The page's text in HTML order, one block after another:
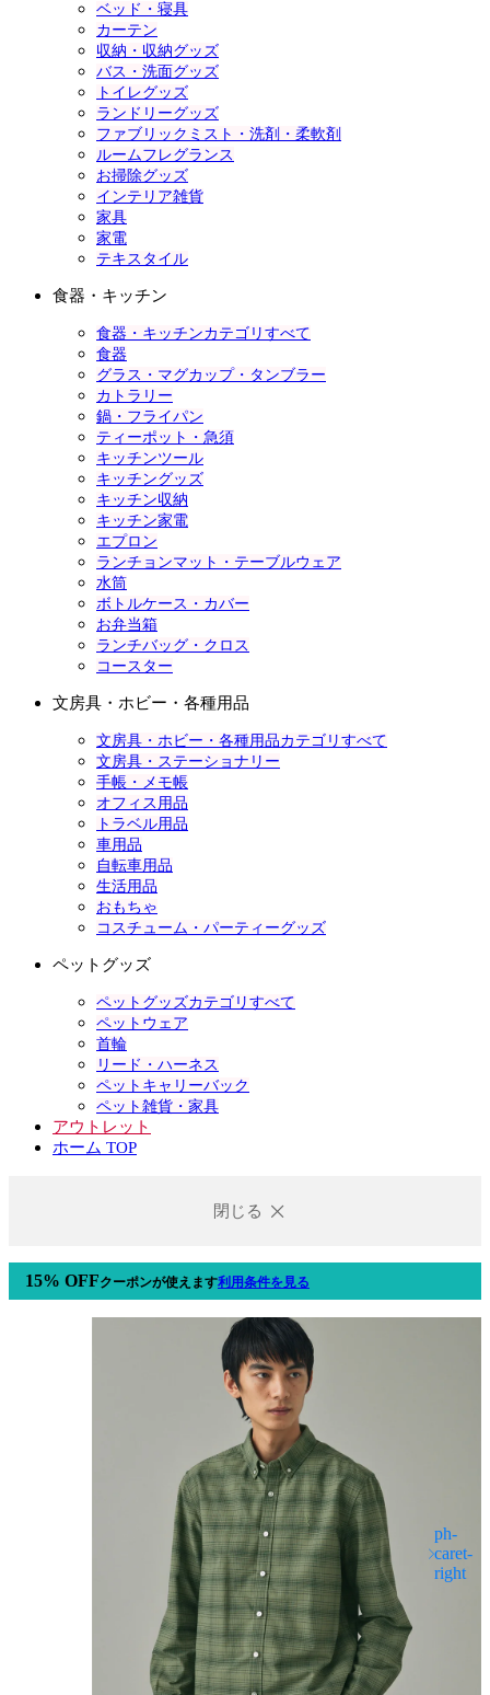
ベッド・寝具
カーテン
収納・収納グッズ
バス・洗面グッズ
トイレグッズ
ランドリーグッズ
ファブリックミスト・洗剤・柔軟剤
ルームフレグランス
お掃除グッズ
インテリア雑貨
家具
家電
テキスタイル
食器・キッチン
食器・キッチンカテゴリすべて
食器
グラス・マグカップ・タンブラー
カトラリー
鍋・フライパン
ティーポット・急須
キッチンツール
キッチングッズ
キッチン収納
キッチン家電
エプロン
ランチョンマット・テーブルウェア
水筒
ボトルケース・カバー
お弁当箱
ランチバッグ・クロス
コースター
文房具・ホビー・各種用品
文房具・ホビー・各種用品カテゴリすべて
文房具・ステーショナリー
手帳・メモ帳
オフィス用品
トラベル用品
車用品
自転車用品
生活用品
おもちゃ
コスチューム・パーティーグッズ
ペットグッズ
ペットグッズカテゴリすべて
ペットウェア
首輪
リード・ハーネス
ペットキャリーバック
ペット雑貨・家具
アウトレット
ホーム TOP
閉じる
15% OFFクーポンが使えます利用条件を見る